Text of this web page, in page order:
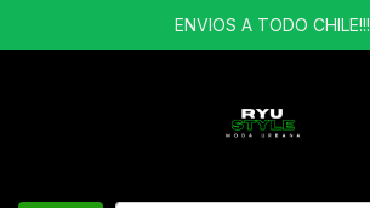
ENVIOS A TODO CHILE!!!